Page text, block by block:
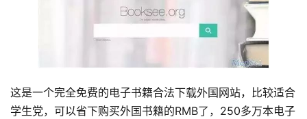
这是一个完全免费的电子书籍合法下载外国网站，比较适合
学生党，可以省下购买外国书籍的RMB了，250多万本电子